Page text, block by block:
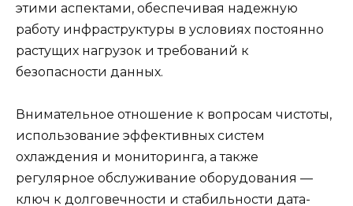
этими аспектами, обеспечивая надежную
работу инфраструктуры в условиях постоянно
растущих нагрузок и требований к
безопасности данных.
Внимательное отношение к вопросам чистоты,
использование эффективных систем
охлаждения и мониторинга, а также
регулярное обслуживание оборудования —
ключ к долговечности и стабильности дата-